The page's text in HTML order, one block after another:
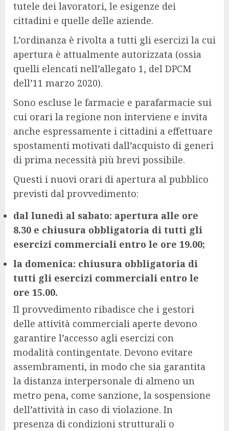
tutele dei lavoratori, le esigenze dei
cittadini e quelle delle aziende.
L’ordinanza è rivolta a tutti gli esercizi la cui
apertura è attualmente autorizzata (ossia
quelli elencati nell’allegato 1, del DPCM
dell’11 marzo 2020).
Sono escluse le farmacie e parafarmacie sui
cui orari la regione non interviene e invita
anche espressamente i cittadini a effettuare
spostamenti motivati dall’acquisto di generi
di prima necessità più brevi possibile.
Questi i nuovi orari di apertura al pubblico
previsti dal provvedimento:
dal lunedì al sabato: apertura alle ore
8.30 e chiusura obbligatoria di tutti gli
esercizi commerciali entro le ore 19.00;
la domenica: chiusura obbligatoria di
tutti gli esercizi commerciali entro le
ore 15.00.
Il provvedimento ribadisce che i gestori
delle attività commerciali aperte devono
garantire l’accesso agli esercizi con
modalità contingentate. Devono evitare
assembramenti, in modo che sia garantita
la distanza interpersonale di almeno un
metro pena, come sanzione, la sospensione
dell’attività in caso di violazione. In
presenza di condizioni strutturali o